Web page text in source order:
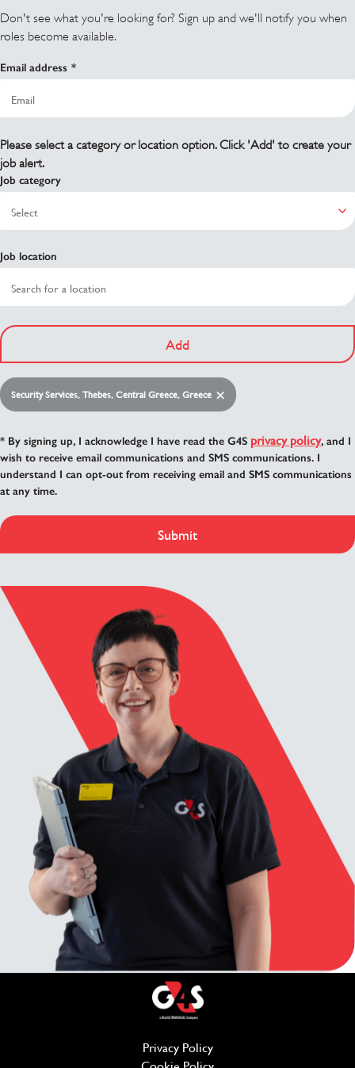
Don't see what you're looking for? Sign up and we'll notify you when
roles become available.
Email address
Please select a category or location option. Click 'Add' to create your
job alert.
Job category
Job location
Add
Security Services, Thebes, Central Greece, Greece
* By signing up, I acknowledge I have read the G4S privacy policy, and I
wish to receive email communications and SMS communications. I
understand I can opt-out from receiving email and SMS communications
at any time.
Submit
Privacy Policy(opens in new window)